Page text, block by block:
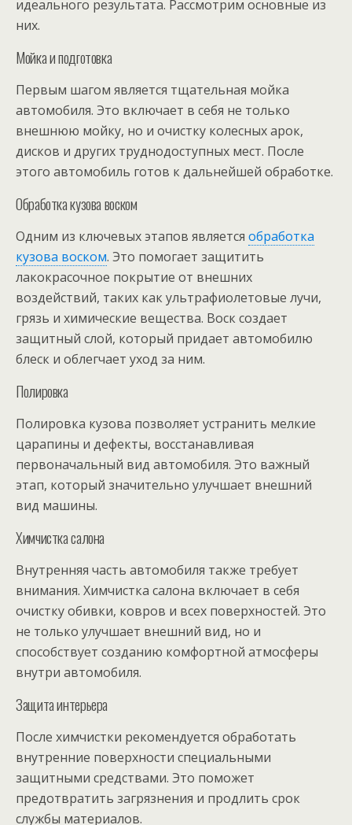
идеального результата. Рассмотрим основные из
них.
Мойка и подготовка
Первым шагом является тщательная мойка
автомобиля. Это включает в себя не только
внешнюю мойку, но и очистку колесных арок,
дисков и других труднодоступных мест. После
этого автомобиль готов к дальнейшей обработке.
Обработка кузова воском
Одним из ключевых этапов является обработка
кузова воском. Это помогает защитить
лакокрасочное покрытие от внешних
воздействий, таких как ультрафиолетовые лучи,
грязь и химические вещества. Воск создает
защитный слой, который придает автомобилю
блеск и облегчает уход за ним.
Полировка
Полировка кузова позволяет устранить мелкие
царапины и дефекты, восстанавливая
первоначальный вид автомобиля. Это важный
этап, который значительно улучшает внешний
вид машины.
Химчистка салона
Внутренняя часть автомобиля также требует
внимания. Химчистка салона включает в себя
очистку обивки, ковров и всех поверхностей. Это
не только улучшает внешний вид, но и
способствует созданию комфортной атмосферы
внутри автомобиля.
Защита интерьера
После химчистки рекомендуется обработать
внутренние поверхности специальными
защитными средствами. Это поможет
предотвратить загрязнения и продлить срок
службы материалов.